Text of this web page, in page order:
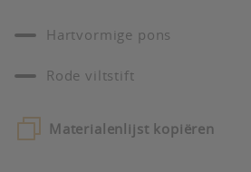
Hartvormige pons
Rode viltstift
Materialenlijst kopiëren